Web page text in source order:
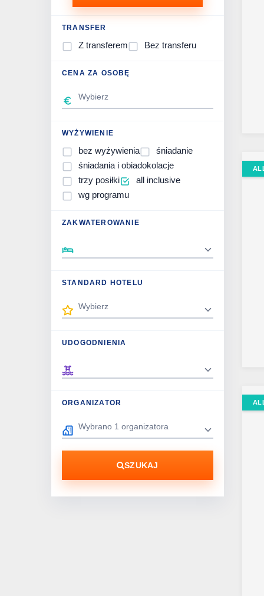
TRANSFER
Z transferem Bez transferu
CENA ZA OSOBĘ
WYŻYWIENIE
bez wyżywienia
śniadanie
śniadania i obiadokolacje
trzy posiłki
all inclusive
wg programu
ZAKWATEROWANIE
STANDARD HOTELU
UDOGODNIENIA
ORGANIZATOR
SZUKAJ